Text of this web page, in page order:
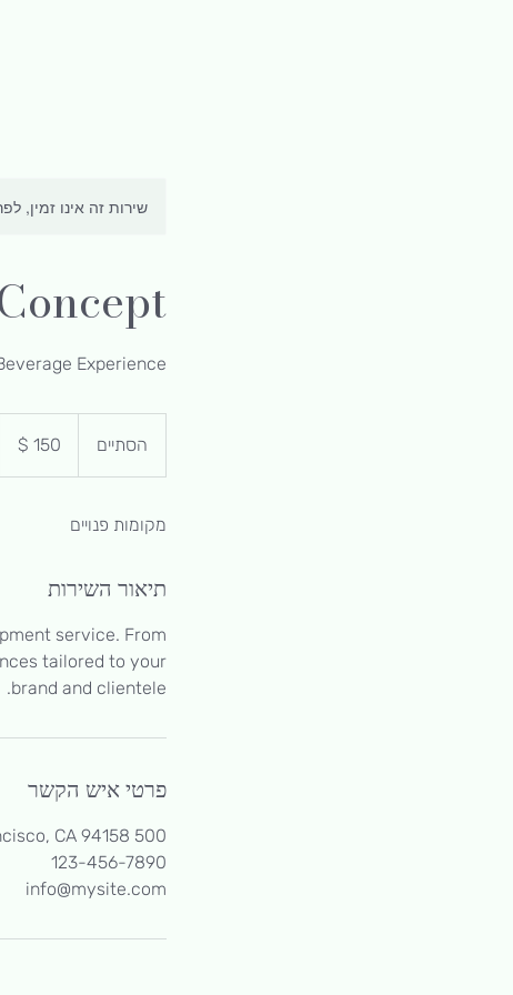
שירות זה אינו זמין,
Experience
הסתיים
ס
י
ם
אמריקאי
מקומות פנויים
תיאור השירות
service. From
tailored to your
brand and clientele.
פרטי איש הקשר
500 Terry Francine Street, 6th Floor, San Francisco, CA 94158
123-456-7890
info@mysite.com